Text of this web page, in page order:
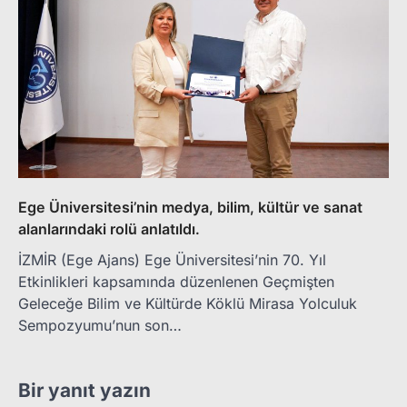
Ege Üniversitesi’nin medya, bilim, kültür ve sanat
alanlarındaki rolü anlatıldı.
İZMİR (Ege Ajans) Ege Üniversitesi’nin 70. Yıl
Etkinlikleri kapsamında düzenlenen Geçmişten
Geleceğe Bilim ve Kültürde Köklü Mirasa Yolculuk
Sempozyumu’nun son…
Bir yanıt yazın